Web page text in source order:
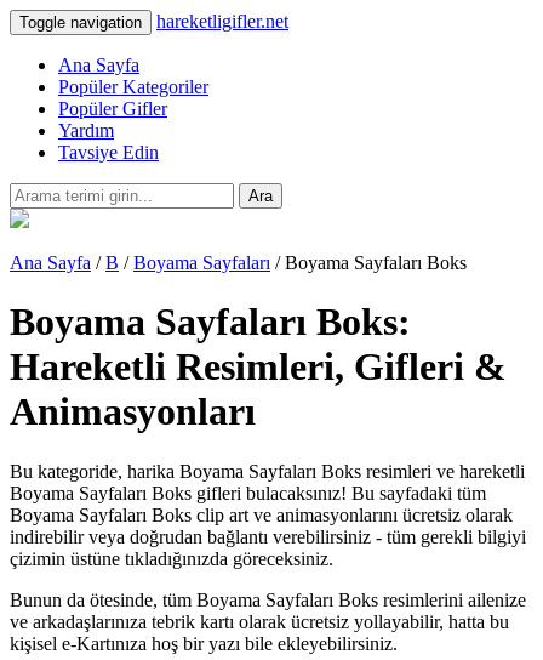
Toggle navigation hareketligifler.net
Ana Sayfa
Popüler Kategoriler
Popüler Gifler
Yardım
Tavsiye Edin
Ara
Ana Sayfa /B /Boyama Sayfaları / Boyama Sayfaları Boks
Boyama Sayfaları Boks:
Hareketli Resimleri, Gifleri &
Animasyonları
Bu kategoride, harika Boyama Sayfaları Boks resimleri ve hareketli
Boyama Sayfaları Boks gifleri bulacaksınız! Bu sayfadaki tüm
Boyama Sayfaları Boks clip art ve animasyonlarını ücretsiz olarak
indirebilir veya doğrudan bağlantı verebilirsiniz - tüm gerekli bilgiyi
çizimin üstüne tıkladığınızda göreceksiniz.
Bunun da ötesinde, tüm Boyama Sayfaları Boks resimlerini ailenize
ve arkadaşlarınıza tebrik kartı olarak ücretsiz yollayabilir, hatta bu
kişisel e-Kartınıza hoş bir yazı bile ekleyebilirsiniz.